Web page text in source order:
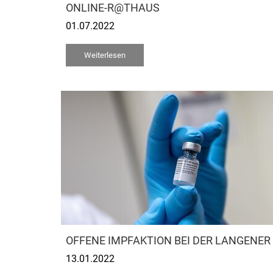
ONLINE-R@THAUS
01.07.2022
Weiterlesen
OFFENE IMPFAKTION BEI DER LANGENER
13.01.2022